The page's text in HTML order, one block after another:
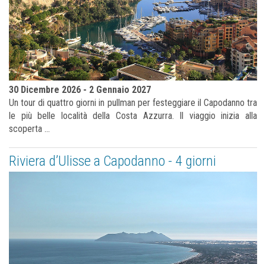
30 Dicembre 2026 - 2 Gennaio 2027
Un tour di quattro giorni in pullman per festeggiare il Capodanno tra
le più belle località della Costa Azzurra. Il viaggio inizia alla
scoperta ...
Riviera d’Ulisse a Capodanno - 4 giorni